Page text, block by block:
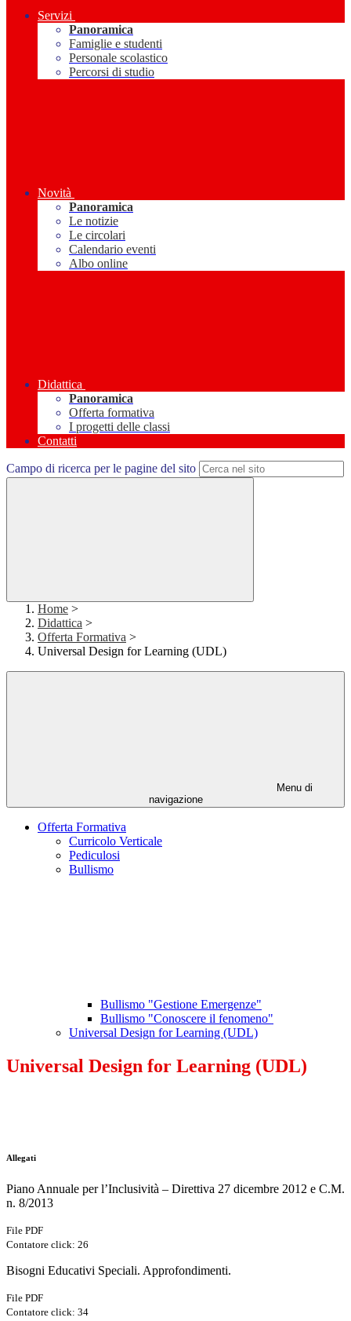
Servizi
Panoramica
Famiglie e studenti
Personale scolastico
Percorsi di studio
Novità
Panoramica
Le notizie
Le circolari
Calendario eventi
Albo online
Didattica
Panoramica
Offerta formativa
I progetti delle classi
Contatti
Campo di ricerca per le pagine del sito
Home >
Didattica >
Offerta Formativa >
Universal Design for Learning (UDL)
Menu di
navigazione
Offerta Formativa
Curricolo Verticale
Pediculosi
Bullismo
Bullismo "Gestione Emergenze"
Bullismo "Conoscere il fenomeno"
Universal Design for Learning (UDL)
Universal Design for Learning (UDL)
Allegati
Piano Annuale per l’Inclusività – Direttiva 27 dicembre 2012 e C.M.
n. 8/2013
File PDF
Contatore click: 26
Bisogni Educativi Speciali. Approfondimenti.
File PDF
Contatore click: 34